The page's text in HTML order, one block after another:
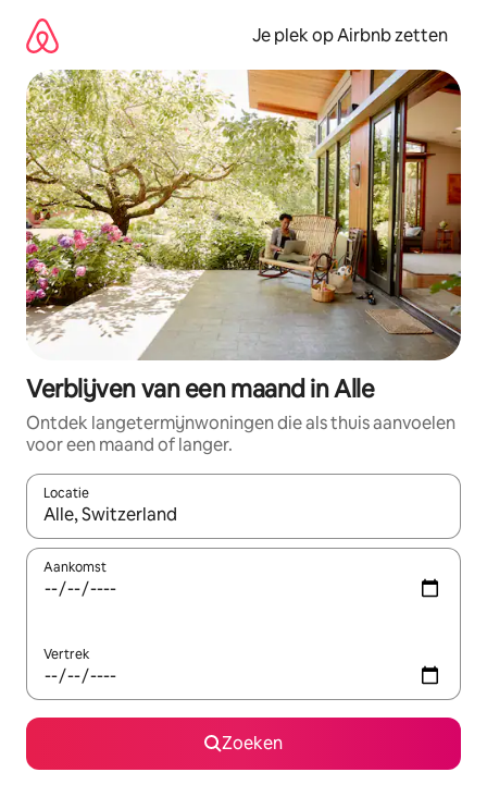
direct
naar
inhoud
Je plek op Airbnb zetten
Verblijven van een maand in Alle
Ontdek langetermijnwoningen die als thuis aanvoelen
voor een maand of langer.
Locatie
Wanneer er resultaten beschikbaar zijn, maak je een keuze
Aankomst
Vertrek
Zoeken